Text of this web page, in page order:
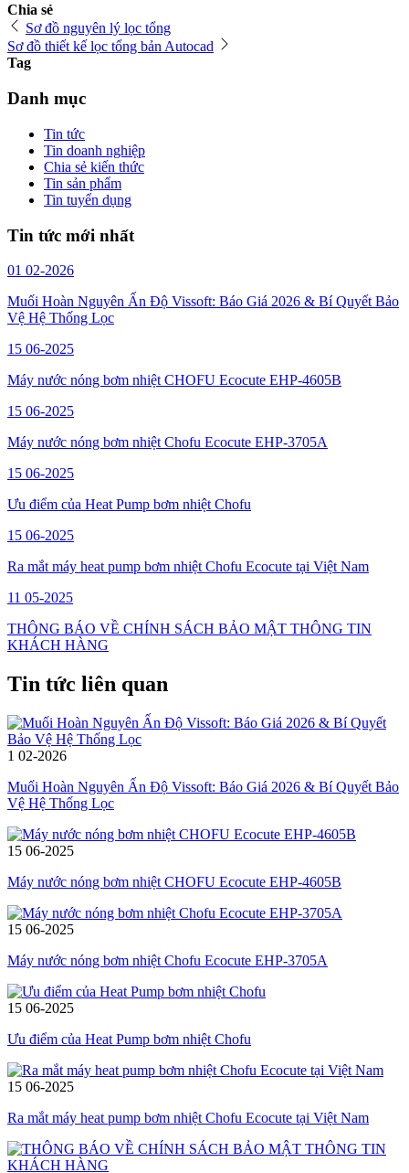
Chia sẻ
Sơ đồ nguyên lý lọc tổng
Sơ đồ thiết kế lọc tổng bản Autocad
Tag
Danh mục
Tin tức
Tin doanh nghiệp
Chia sẻ kiến thức
Tin sản phẩm
Tin tuyển dụng
Tin tức mới nhất
01 02-2026
Muối Hoàn Nguyên Ấn Độ Vissoft: Báo Giá 2026 & Bí Quyết Bảo
Vệ Hệ Thống Lọc
15 06-2025
Máy nước nóng bơm nhiệt CHOFU Ecocute EHP-4605B
15 06-2025
Máy nước nóng bơm nhiệt Chofu Ecocute EHP-3705A
15 06-2025
Ưu điểm của Heat Pump bơm nhiệt Chofu
15 06-2025
Ra mắt máy heat pump bơm nhiệt Chofu Ecocute tại Việt Nam
11 05-2025
THÔNG BÁO VỀ CHÍNH SÁCH BẢO MẬT THÔNG TIN
KHÁCH HÀNG
Tin tức liên quan
1 02-2026
Muối Hoàn Nguyên Ấn Độ Vissoft: Báo Giá 2026 & Bí Quyết Bảo
Vệ Hệ Thống Lọc
15 06-2025
Máy nước nóng bơm nhiệt CHOFU Ecocute EHP-4605B
15 06-2025
Máy nước nóng bơm nhiệt Chofu Ecocute EHP-3705A
15 06-2025
Ưu điểm của Heat Pump bơm nhiệt Chofu
15 06-2025
Ra mắt máy heat pump bơm nhiệt Chofu Ecocute tại Việt Nam